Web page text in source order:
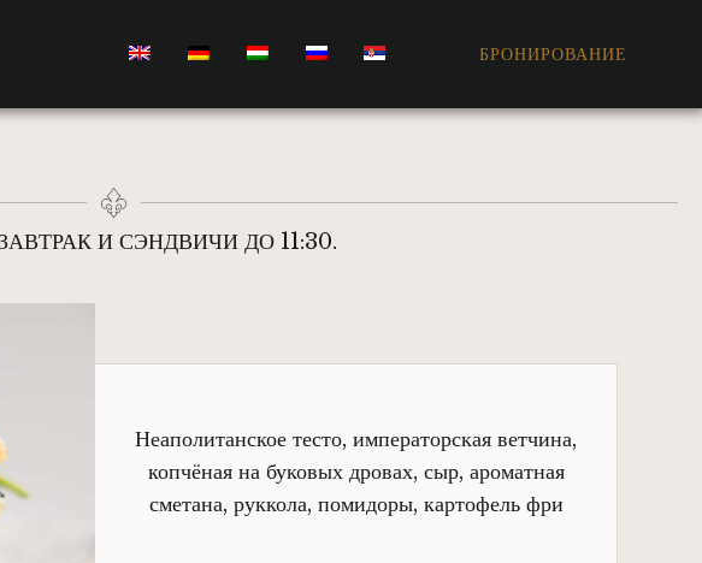
БРОНИРОВАНИЕ
И СЭНДВИЧИ ДО 11:30.
Неаполитанское тесто, императорская ветчина,
копчёная на буковых дровах, сыр, ароматная
сметана, руккола, помидоры, картофель фри